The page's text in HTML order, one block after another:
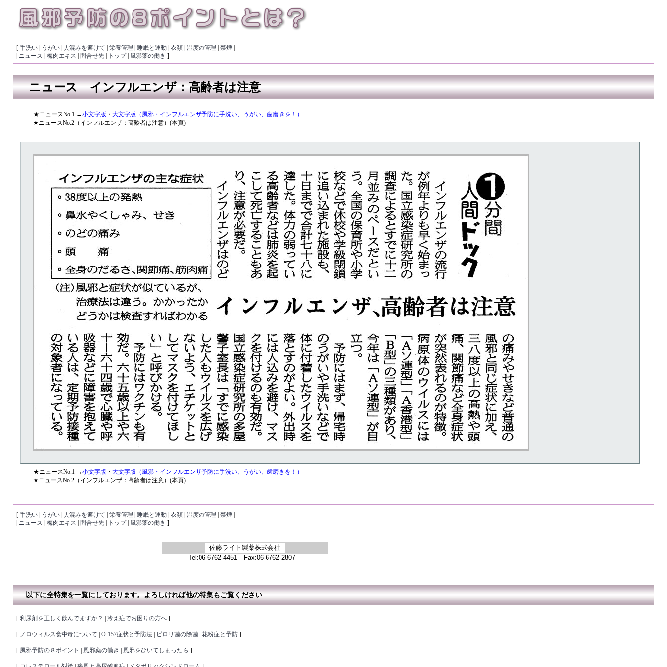
[ 手洗い| うがい| 人混みを避けて 栄養管理 睡眠と運動| 衣類| 湿度の管理 禁煙
ニュース 梅肉エキス 問合せ先| トップ| 風邪薬の働き ]
ニュース インフルエンザ：高齢者は注意
★ニュースNo.1 →小文字版 ・ 大文字版（風邪・インフルエンザ予防に手洗い、うがい、歯磨きを！）
★ニュースNo.2（インフルエンザ：高齢者は注意）(本頁)
★ニュースNo.1 →小文字版 ・ 大文字版（風邪・インフルエンザ予防に手洗い、うがい、歯磨きを！）
★ニュースNo.2（インフルエンザ：高齢者は注意）(本頁)
[ 手洗い| うがい| 人混みを避けて 栄養管理 睡眠と運動| 衣類| 湿度の管理 禁煙
ニュース 梅肉エキス 問合せ先| トップ| 風邪薬の働き ]
佐藤ライト製薬株式会社
Tel:06-6762-4451 Fax:06-6762-2807
以下に全特集を一覧にしております。よろしければ他の特集もご覧ください
[ 利尿剤を正しく飲んでますか？ | 冷え症でお困りの方へ]
[ ノロウィルス食中毒について | O-157症状と予防法| ピロリ菌の除菌| 花粉症と予防]
[ 風邪予防の８ポイント | 風邪薬の働き | 風邪をひいてしまったら ]